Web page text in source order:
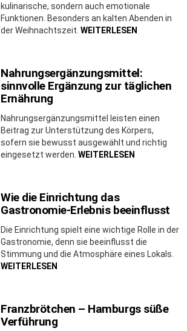
kulinarische, sondern auch emotionale
Funktionen. Besonders an kalten Abenden in
der Weihnachtszeit. WEITERLESEN
Nahrungsergänzungsmittel:
sinnvolle Ergänzung zur täglichen
Ernährung
Nahrungsergänzungsmittel leisten einen
Beitrag zur Unterstützung des Körpers,
sofern sie bewusst ausgewählt und richtig
eingesetzt werden. WEITERLESEN
Wie die Einrichtung das
Gastronomie-Erlebnis beeinflusst
Die Einrichtung spielt eine wichtige Rolle in der
Gastronomie, denn sie beeinflusst die
Stimmung und die Atmosphäre eines Lokals.
WEITERLESEN
Franzbrötchen – Hamburgs süße
Verführung